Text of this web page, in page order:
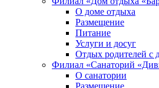
О доме отдыха
Размещение
Питание
Услуги и досуг
Отдых родителей с
Филиал «Санаторий
О санатории
Размещение